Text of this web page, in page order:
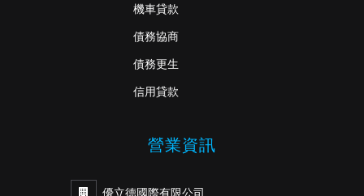
機車貸款
債務協商
債務更生
信用貸款
營業資訊
優立德國際有限公司